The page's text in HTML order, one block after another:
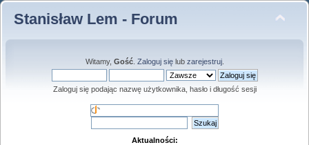
Stanisław Lem - Forum
Witamy, Gość. Zaloguj sięlub zarejestruj.
Zaloguj się podając nazwę użytkownika, hasło i długość sesji
Aktualności: